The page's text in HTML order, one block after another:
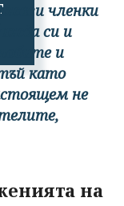
членки
си и
и
като
не
на